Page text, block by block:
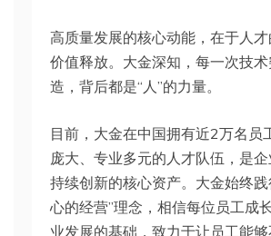
高质量发展的核心动能，在于人
价值释放。大金深知，每一次技
造，背后都是“人”的力量。
目前，大金在中国拥有近2万名员
庞大、专业多元的人才队伍，是企
持续创新的核心资产。大金始终践
心的经营”理念，相信每位员工成
业发展的基础，致力于让员工能